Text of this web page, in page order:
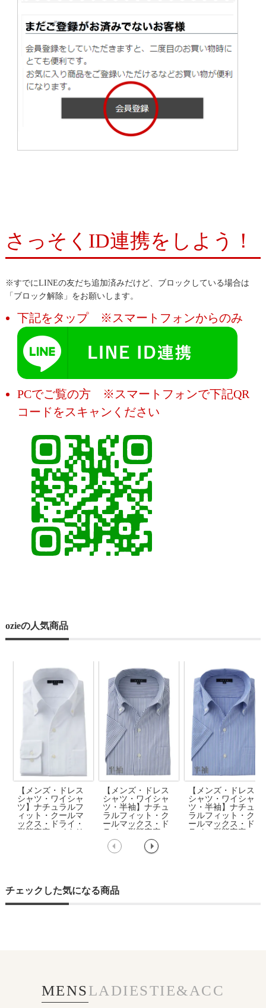
さっそくID連携をしよう！
※すでにLINEの友だち追加済みだけど、ブロックしている場合は
「ブロック解除」をお願いします。
下記をタップ ※スマートフォンからのみ
PCでご覧の方 ※スマートフォンで下記QR
コードをスキャンください
ozieの人気商品
【メンズ・ドレス
シャツ・ワイシャ
ツ】ナチュラルフ
ィット・クールマ
ックス・ドライ・
形態安定・イタリ
【メンズ・ドレス
シャツ・ワイシャ
ツ・半袖】ナチュ
ラルフィット・ク
ールマックス・ド
ライ・形態安定・
イタリアンカラ
ー・ボタンダウ
【メンズ・ドレス
シャツ・ワイシャ
ツ・半袖】ナチュ
ラルフィット・ク
ールマックス・ド
ライ・形態安定・
チェックした気になる商品
MENSLADIESTIE&ACC